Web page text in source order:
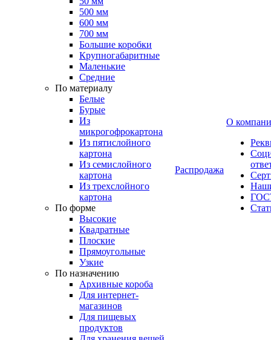
500 мм
600 мм
700 мм
Большие коробки
Крупногабаритные
Маленькие
Средние
По материалу
Белые
Бурые
Из
микрогофрокартона
Из пятислойного
картона
Из семислойного
картона
Из трехслойного
картона
По форме
Высокие
Квадратные
Плоские
Прямоугольные
Узкие
По назначению
Архивные короба
Для интернет-
магазинов
Для пищевых
продуктов
Распродажа
О